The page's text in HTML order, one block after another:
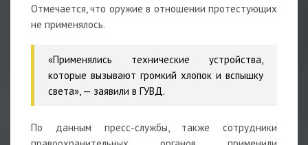
Отмечается, что оружие в отношении протестующих
не применялось.
«Применялись технические устройства,
которые вызывают громкий хлопок и вспышку
света», — заявили в ГУВД.
По данным пресс-службы, также сотрудники